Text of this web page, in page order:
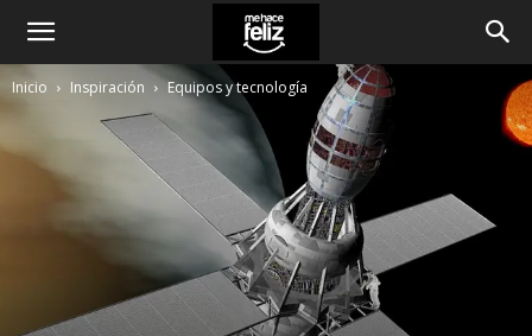
Inicio Inspiración Equipos y tecnología